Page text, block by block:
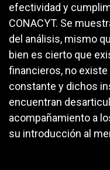
efectividad y
CONACYT. Se
del análisis, mismo
bien es cierto que
financieros, no
constante y dichos
encuentran
acompañamiento a
su introducción al